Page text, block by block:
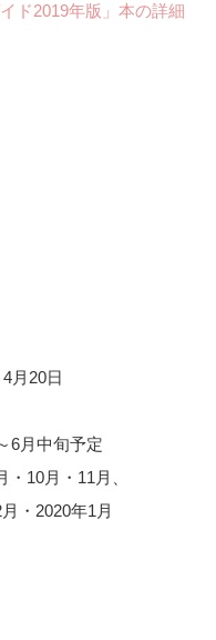
ド2019年版」本の詳細
月20日
6月中旬予定
10月・11月、
・2020年1月